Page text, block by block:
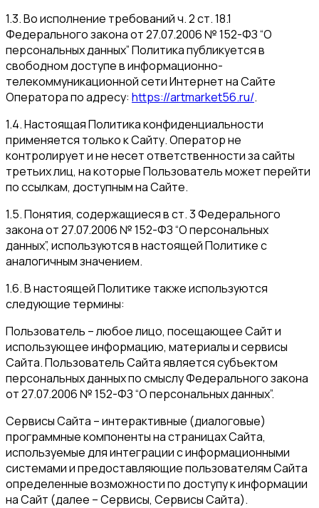
1.3. Во исполнение требований ч. 2 ст. 18.1
Федерального закона от 27.07.2006 № 152-ФЗ “О
персональных данных” Политика публикуется в
свободном доступе в информационно-
телекоммуникационной сети Интернет на Сайте
Оператора по адресу: https://artmarket56.ru/.
1.4. Настоящая Политика конфиденциальности
применяется только к Сайту. Оператор не
контролирует и не несет ответственности за сайты
третьих лиц, на которые Пользователь может перейти
по ссылкам, доступным на Сайте.
1.5. Понятия, содержащиеся в ст. 3 Федерального
закона от 27.07.2006 № 152-ФЗ “О персональных
данных”, используются в настоящей Политике с
аналогичным значением.
1.6. В настоящей Политике также используются
следующие термины:
Пользователь – любое лицо, посещающее Сайт и
использующее информацию, материалы и сервисы
Сайта. Пользователь Сайта является субъектом
персональных данных по смыслу Федерального закона
от 27.07.2006 № 152-ФЗ “О персональных данных”.
Сервисы Сайта – интерактивные (диалоговые)
программные компоненты на страницах Сайта,
используемые для интеграции с информационными
системами и предоставляющие пользователям Сайта
определенные возможности по доступу к информации
на Сайт (далее – Сервисы, Сервисы Сайта).